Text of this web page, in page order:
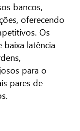
bancos,
oferecendo
Os
latência
para o
pares de